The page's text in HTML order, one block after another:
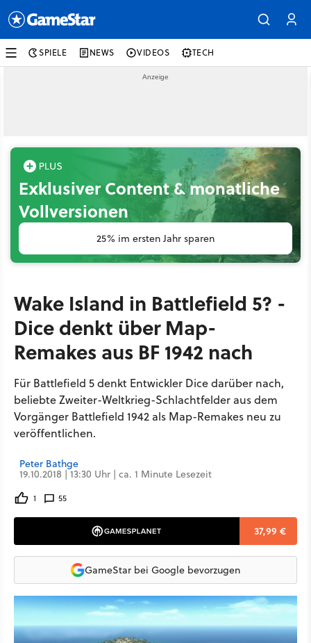
SPIELE NEWS VIDEOS TECH
Exklusiver Content & monatliche
Vollversionen
25% im ersten Jahr sparen
Wake Island in Battlefield 5? -
Dice denkt über Map-
Remakes aus BF 1942 nach
Für Battlefield 5 denkt Entwickler Dice darüber nach,
beliebte Zweiter-Weltkrieg-Schlachtfelder aus dem
Vorgänger Battlefield 1942 als Map-Remakes neu zu
veröffentlichen.
Peter Bathge
19.10.2018 | 13:30 Uhr | ca. 1 Minute Lesezeit
1 55
37,99 €
GameStar bei Google bevorzugen